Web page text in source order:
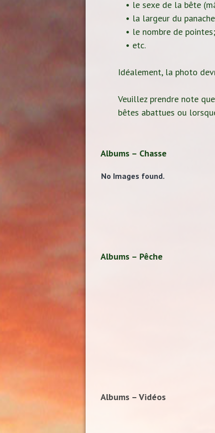
• le sexe de la bête
• la largeur du
• le nombre de pointes;
• etc.
Idéalement, la photo
Veuillez prendre note
bêtes abattues ou
Albums – Chasse
No Images found.
Albums – Pêche
Albums – Vidéos